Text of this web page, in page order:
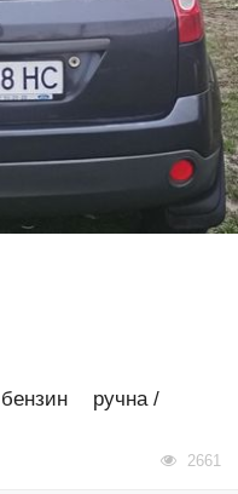
ручна /
2661